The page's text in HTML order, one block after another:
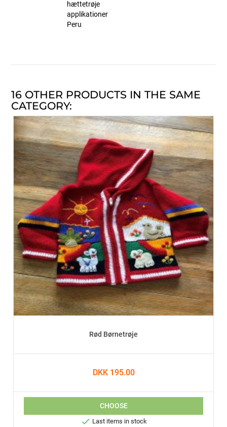
hættetrøje
applikationer
Peru
16 OTHER PRODUCTS IN THE SAME
CATEGORY:
Rød Børnetrøje
DKK 195.00
CHOOSE
 Last items in stock